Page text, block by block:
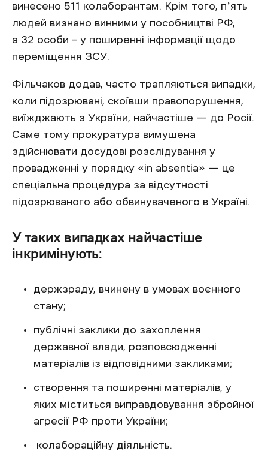
винесено 511 колаборантам. Крім того, пʼять
людей визнано винними у пособництві РФ,
а 32 особи – у поширенні інформації щодо
переміщення ЗСУ.
Фільчаков додав, часто трапляються випадки,
коли підозрювані, скоївши правопорушення,
виїжджають з України, найчастіше — до Росії.
Саме тому прокуратура вимушена
здійснювати досудові розслідування у
провадженні у порядку «in absentia» — це
спеціальна процедура за відсутності
підозрюваного або обвинуваченого в Україні.
У таких випадках найчастіше
інкримінують:
держзраду, вчинену в умовах воєнного
стану;
публічні заклики до захоплення
державної влади, розповсюдженні
матеріалів із відповідними закликами;
створення та поширенні матеріалів, у
яких міститься виправдовування збройної
агресії РФ проти України;
колабораційну діяльність.